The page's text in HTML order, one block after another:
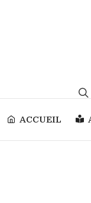
ACCUEIL